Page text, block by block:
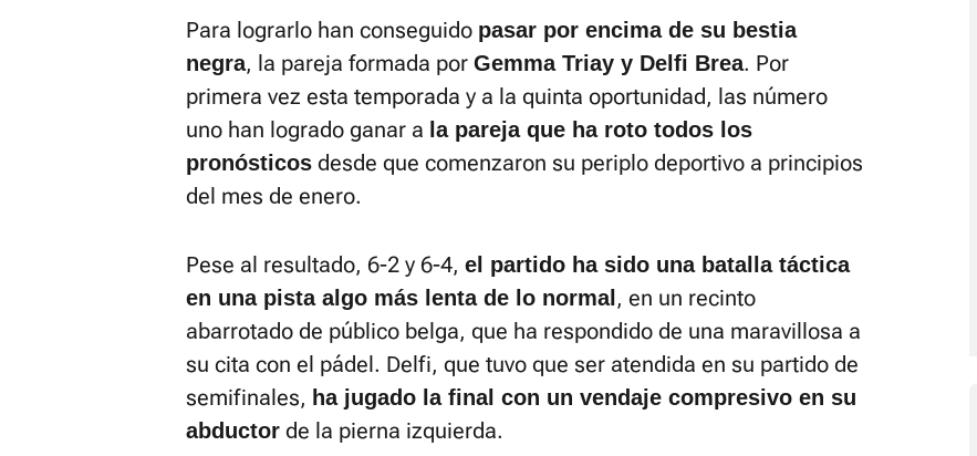
Para lograrlo han conseguido pasar por encima de su bestia
negra, la pareja formada por Gemma Triay y Delfi Brea. Por
primera vez esta temporada y a la quinta oportunidad, las número
uno han logrado ganar a la pareja que ha roto todos los
pronósticos desde que comenzaron su periplo deportivo a principios
del mes de enero.
Pese al resultado, 6-2 y 6-4, el partido ha sido una batalla táctica
en una pista algo más lenta de lo normal , en un recinto
abarrotado de público belga, que ha respondido de una maravillosa a
su cita con el pádel. Delfi, que tuvo que ser atendida en su partido de
semifinales, ha jugado la final con un vendaje compresivo en su
abductor de la pierna izquierda.